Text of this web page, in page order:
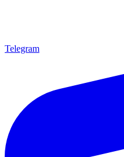
Telegram